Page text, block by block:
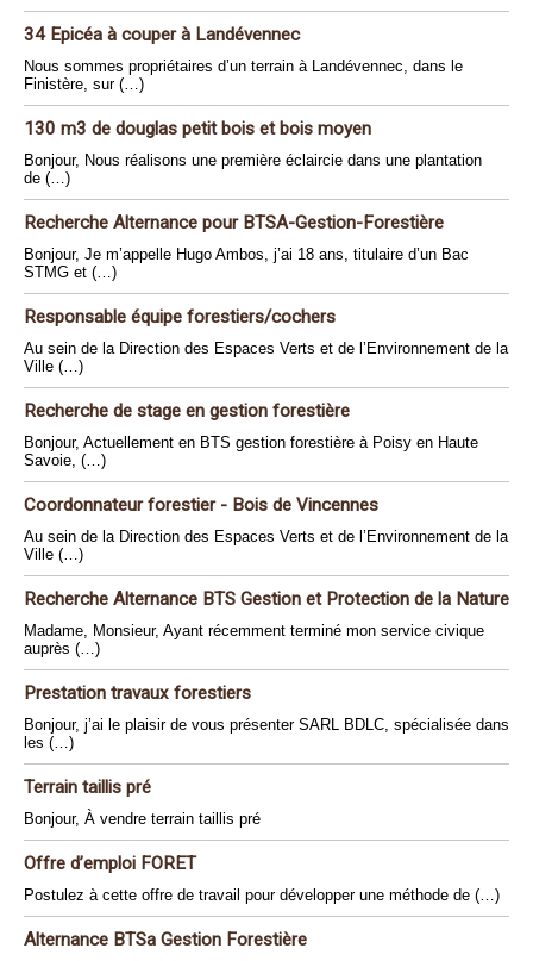
34 Epicéa à couper à Landévennec
Nous sommes propriétaires d’un terrain à Landévennec, dans le
Finistère, sur (…)
130 m3 de douglas petit bois et bois moyen
Bonjour, Nous réalisons une première éclaircie dans une plantation
de (…)
Recherche Alternance pour BTSA-Gestion-Forestière
Bonjour, Je m’appelle Hugo Ambos, j’ai 18 ans, titulaire d’un Bac
STMG et (…)
Responsable équipe forestiers/cochers
Au sein de la Direction des Espaces Verts et de l’Environnement de la
Ville (…)
Recherche de stage en gestion forestière
Bonjour, Actuellement en BTS gestion forestière à Poisy en Haute
Savoie, (…)
Coordonnateur forestier - Bois de Vincennes
Au sein de la Direction des Espaces Verts et de l’Environnement de la
Ville (…)
Recherche Alternance BTS Gestion et Protection de la Nature
Madame, Monsieur, Ayant récemment terminé mon service civique
auprès (…)
Prestation travaux forestiers
Bonjour, j’ai le plaisir de vous présenter SARL BDLC, spécialisée dans
les (…)
Terrain taillis pré
Bonjour, À vendre terrain taillis pré
Offre d’emploi FORET
Postulez à cette offre de travail pour développer une méthode de (…)
Alternance BTSa Gestion Forestière